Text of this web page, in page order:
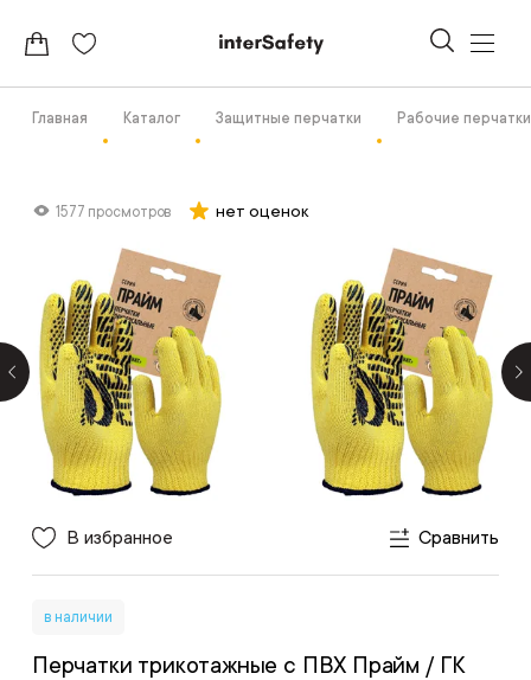
Главная Каталог Защитные перчатки Рабочие перчатки
1577 просмотров нет оценок
В избранное Сравнить
в наличии
Перчатки трикотажные с ПВХ Прайм / ГК